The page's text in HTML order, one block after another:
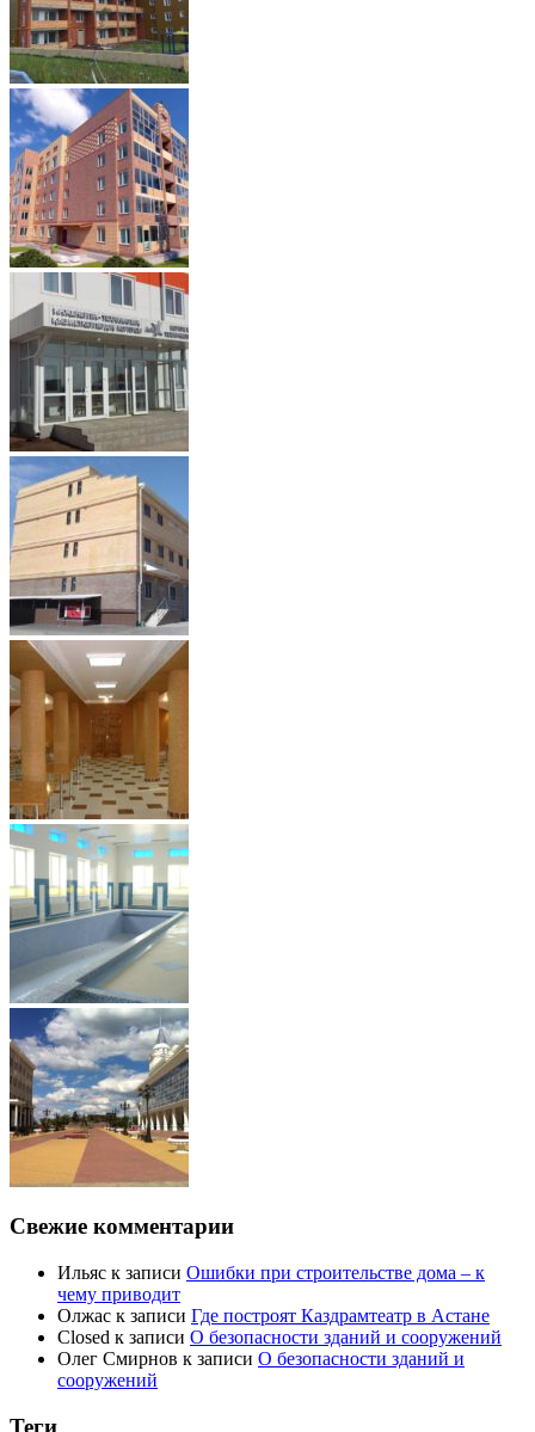
Свежие комментарии
Ильяс к записи Ошибки при строительстве дома – к
чему приводит
Олжас к записи Где построят Каздрамтеатр в Астане
Closed к записи О безопасности зданий и сооружений
Олег Смирнов к записи О безопасности зданий и
сооружений
Теги